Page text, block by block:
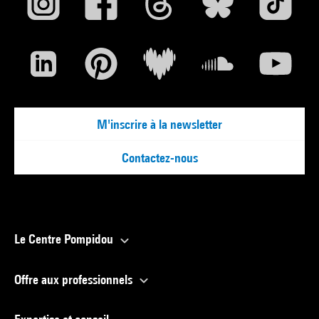
M'inscrire à la newsletter
Contactez-nous
Le Centre Pompidou
Offre aux professionnels